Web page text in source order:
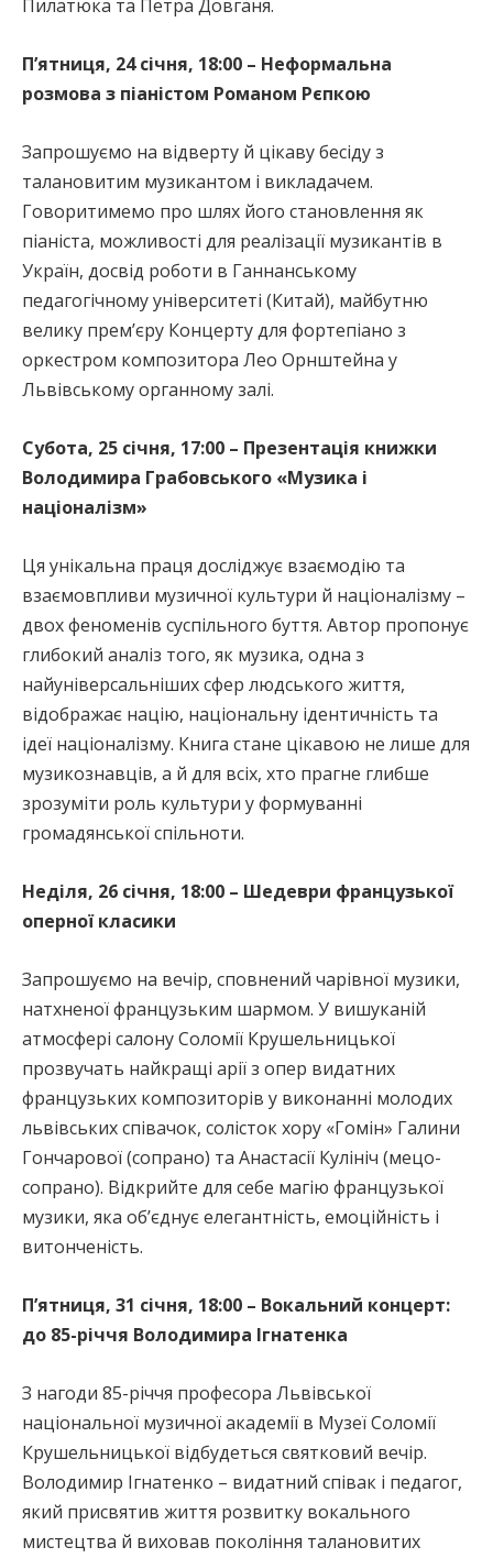
Пилатюка та Петра Довганя.
П’ятниця, 24 січня, 18:00 – Неформальна
розмова з піаністом Романом Рєпкою
Запрошуємо на відверту й цікаву бесіду з
талановитим музикантом і викладачем.
Говоритимемо про шлях його становлення як
піаніста, можливості для реалізації музикантів в
Україн, досвід роботи в Ганнанському
педагогічному університеті (Китай), майбутню
велику премʼєру Концерту для фортепіано з
оркестром композитора Лео Орнштейна у
Львівському органному залі.
Субота, 25 січня, 17:00 – Презентація книжки
Володимира Грабовського «Музика і
націоналізм»
Ця унікальна праця досліджує взаємодію та
взаємовпливи музичної культури й націоналізму –
двох феноменів суспільного буття. Автор пропонує
глибокий аналіз того, як музика, одна з
найуніверсальніших сфер людського життя,
відображає націю, національну ідентичність та
ідеї націоналізму. Книга стане цікавою не лише для
музикознавців, а й для всіх, хто прагне глибше
зрозуміти роль культури у формуванні
громадянської спільноти.
Неділя, 26 січня, 18:00 – Шедеври французької
оперної класики
Запрошуємо на вечір, сповнений чарівної музики,
натхненої французьким шармом. У вишуканій
атмосфері салону Соломії Крушельницької
прозвучать найкращі арії з опер видатних
французьких композиторів у виконанні молодих
львівських співачок, солісток хору «Гомін» Галини
Гончарової (сопрано) та Анастасії Кулініч (мецо-
сопрано). Відкрийте для себе магію французької
музики, яка об’єднує елегантність, емоційність і
витонченість.
П’ятниця, 31 січня, 18:00 – Вокальний концерт:
до 85-річчя Володимира Ігнатенка
З нагоди 85-річчя професора Львівської
національної музичної академії в Музеї Соломії
Крушельницької відбудеться святковий вечір.
Володимир Ігнатенко – видатний співак і педагог,
який присвятив життя розвитку вокального
мистецтва й виховав покоління талановитих